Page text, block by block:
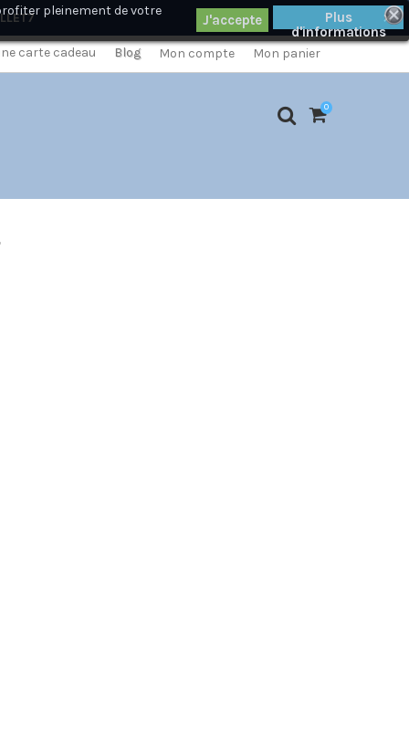
×
Mon compte Mon panier
Blog
carte cadeau
0
pleinement de votre
Plus
d'informations